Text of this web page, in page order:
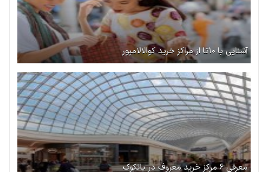
آشنایی با ۱۰تا از مراکز خرید کوالالامپور
معرفی ۶ مرکز خرید معروف در بانکوک